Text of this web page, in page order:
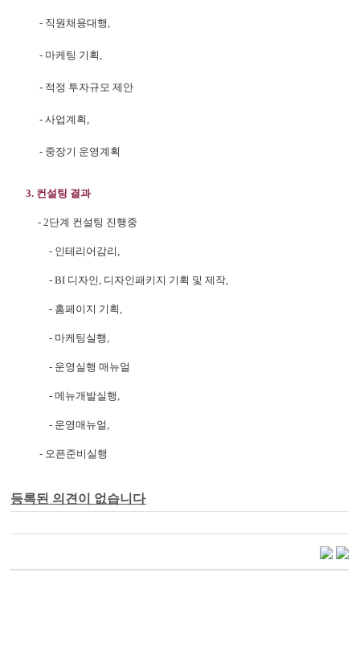
- 직원채용대행,
- 마케팅 기획,
- 적정 투자규모 제안
- 사업계획,
- 중장기 운영계획
3. 컨설팅 결과
- 2단계 컨설팅 진행중
- 인테리어감리,
- BI 디자인, 디자인패키지 기획 및 제작,
- 홈페이지 기획,
- 마케팅실행,
- 운영실행 매뉴얼
- 메뉴개발실행,
- 운영매뉴얼,
- 오픈준비실행
등록된 의견이 없습니다